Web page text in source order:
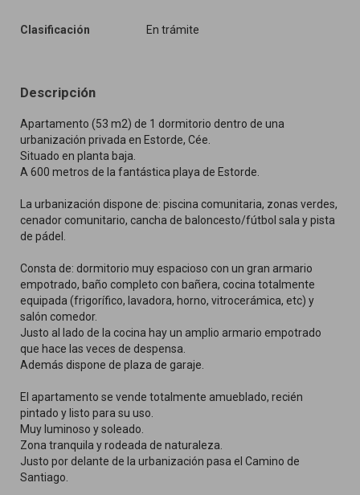
Clasificación En trámite
Descripción
Apartamento (53 m2) de 1 dormitorio dentro de una
urbanización privada en Estorde, Cée.
Situado en planta baja.
A 600 metros de la fantástica playa de Estorde.
La urbanización dispone de: piscina comunitaria, zonas verdes,
cenador comunitario, cancha de baloncesto/fútbol sala y pista
de pádel.
Consta de: dormitorio muy espacioso con un gran armario
empotrado, baño completo con bañera, cocina totalmente
equipada (frigorífico, lavadora, horno, vitrocerámica, etc) y
salón comedor.
Justo al lado de la cocina hay un amplio armario empotrado
que hace las veces de despensa.
Además dispone de plaza de garaje.
El apartamento se vende totalmente amueblado, recién
pintado y listo para su uso.
Muy luminoso y soleado.
Zona tranquila y rodeada de naturaleza.
Justo por delante de la urbanización pasa el Camino de
Santiago.